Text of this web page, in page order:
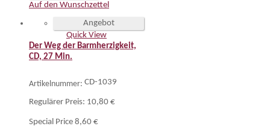
Auf den Wunschzettel
Angebot
Quick View
Der Weg der Barmherzigkeit,
CD, 27 Min.
Artikelnummer: CD-1039
Regulärer Preis: 10,80 €
Special Price 8,60 €